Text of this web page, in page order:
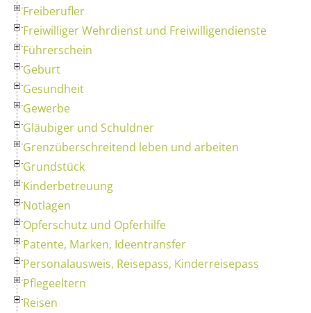
Freiberufler
Freiwilliger Wehrdienst und Freiwilligendienste
Führerschein
Geburt
Gesundheit
Gewerbe
Gläubiger und Schuldner
Grenzüberschreitend leben und arbeiten
Grundstück
Kinderbetreuung
Notlagen
Opferschutz und Opferhilfe
Patente, Marken, Ideentransfer
Personalausweis, Reisepass, Kinderreisepass
Pflegeeltern
Reisen